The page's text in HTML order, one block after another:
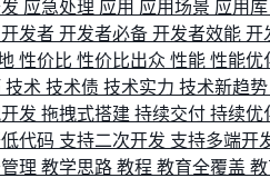
应急处理 应用 应用场景 应用库
开发者 开发者必备 开发者效能 开
性价比 性价比出众 性能 性能优
技术 技术债 技术实力 技术新趋势
发 拖拽式搭建 持续交付 持续优
代码 支持二次开发 支持多端开
理 教学思路 教程 教育全覆盖